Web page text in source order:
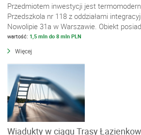
Przedmiotem inwestycji jest
Przedszkola nr 118 z oddziałami
Nowolipie 31a w Warszawie. Obiekt
wartość: 1,5 mln do 8 mln PLN
Więcej
Wiadukty w ciągu Trasy